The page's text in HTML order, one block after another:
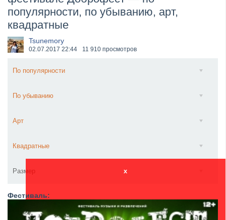
​Anthrax выпустили новый сингл и клип «Everybod...
популярности, по убыванию, арт,
квадратные
Tsunemory
02.07.2017 22:44 11 910 просмотров
По популярности
По убыванию
Арт
Квадратные
Размер x
Фестиваль: